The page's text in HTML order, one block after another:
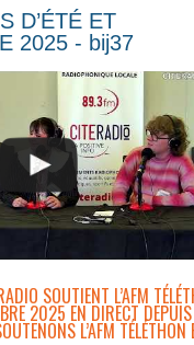
D’ÉTÉ ET
2025 - bij37
SOUTIENT L’AFM
2025 EN DIRECT
L’AFM